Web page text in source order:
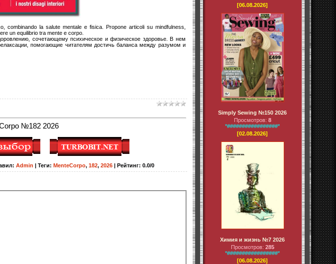
la salute mentale e fisica. Propone articoli su mindfulness,
un equilibrio tra mente e corpo.
сочетающему психическое и физическое здоровье. В нем
помогающие читателям достичь баланса между разумом и
№182 2026
: Admin Теги: MenteCorpo, 182, 2026 Рейтинг: 0.0/0
[06.08.2026]
Simply Sewing №150 2026
Просмотров: 8
*#################*
[02.08.2026]
Химия и жизнь №7 2026
Просмотров: 285
*#################*
[06.08.2026]